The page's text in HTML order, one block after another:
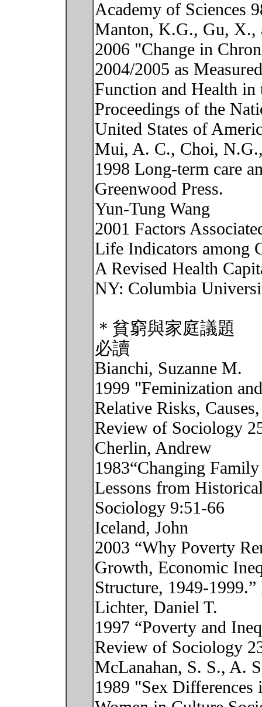
Academy of Sciences
Manton, K.G., Gu, X.,
2006 "Change in
2004/2005 as
Function and Health
Proceedings of the
United States of
Mui, A. C., Choi,
1998 Long-term care
Greenwood Press.
Yun-Tung Wang
2001 Factors
Life Indicators among
A Revised Health
NY: Columbia
＊貧窮與家庭議題
必讀
Bianchi, Suzanne M.
1999 "Feminization
Relative Risks,
Review of Sociology
Cherlin, Andrew
1983“Changing
Lessons from
Sociology 9:51-66
Iceland, John
2003 “Why Poverty
Growth, Economic
Structure, 1949-
Lichter, Daniel T.
1997 “Poverty and
Review of Sociology
McLanahan, S. S., A.
1989 "Sex